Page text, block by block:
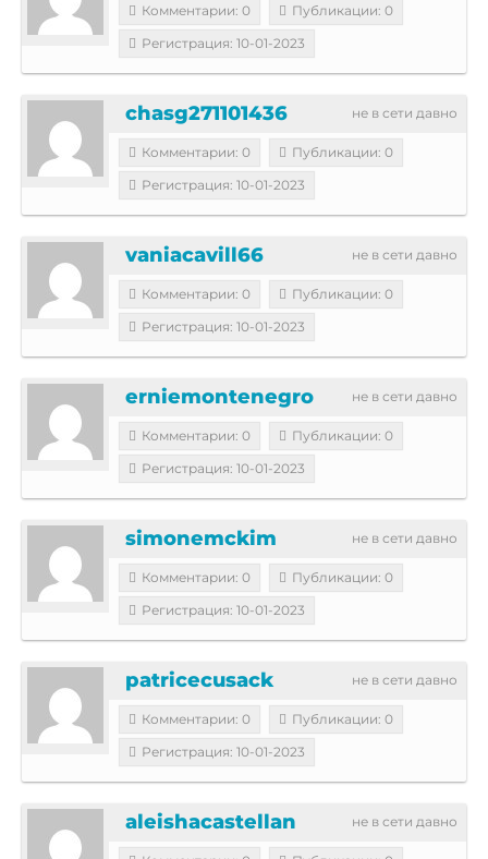
Комментарии: 0
Публикации: 0
Регистрация: 10-01-2023
не в сети давно
chasg271101436
Комментарии: 0
Публикации: 0
Регистрация: 10-01-2023
не в сети давно
vaniacavill66
Комментарии: 0
Публикации: 0
Регистрация: 10-01-2023
не в сети давно
erniemontenegro
Комментарии: 0
Публикации: 0
Регистрация: 10-01-2023
не в сети давно
simonemckim
Комментарии: 0
Публикации: 0
Регистрация: 10-01-2023
не в сети давно
patricecusack
Комментарии: 0
Публикации: 0
Регистрация: 10-01-2023
не в сети давно
aleishacastellan